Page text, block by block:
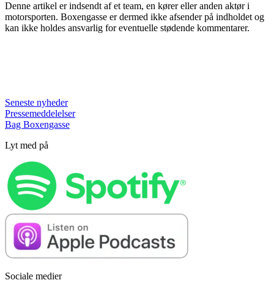
Denne artikel er indsendt af et team, en kører eller anden aktør i
motorsporten. Boxengasse er dermed ikke afsender på indholdet og
kan ikke holdes ansvarlig for eventuelle stødende kommentarer.
Seneste nyheder
Pressemeddelelser
Bag Boxengasse
Lyt med på
Sociale medier